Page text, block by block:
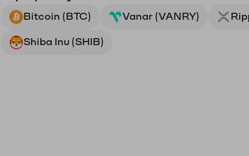
Bitcoin (BTC)
Vanar (VANRY)
Shiba Inu (SHIB)